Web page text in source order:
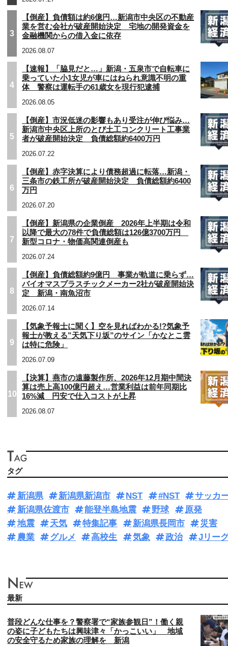
3
【倒産】負債額は約6億円…新潟市中央区の不動産
業を営む会社が破産開始決定 宅地の開発資金を
金融機関からの借入金に依存
2026.08.07
4
【速報】「脇見だと…」新潟・五泉市で自転車に
乗っていた小1女児が車にはねられ意識不明の重
体 警察は運転手の61歳女を現行犯逮捕
2026.08.05
5
【倒産】市況低迷の影響もあり受注が伸び悩み…
新潟市中央区上所のとび土工コンクリート工事業
者が破産開始決定 負債総額約6400万円
2026.07.22
6
【倒産】赤字決算により債務超過に転落…新潟・
三条市の鉄工所が破産開始決定 負債総額約6400
万円
2026.07.20
7
【倒産】新潟県の企業倒産 2026年上半期は令和
以降で最大の78件で負債総額は126億3700万円
新型コロナ・物価高関連倒産も
2026.07.24
8
【倒産】負債総額約9億円 事業が軌道に乗らず…
バイオマスプラスチックメーカー2社が破産開始決
定 新潟・南魚沼市
2026.07.14
9
【気象予報士に聞く】空を見ればわかる!?気象予
報士が教える”天気下り坂”のサイン「かなとこ雲
は特に危険」
2026.07.09
10
【決算】燕市の遠藤製作所、2026年12月期中間決
算は売上高100億円超え…営業利益は前年同期比
16%減 円安で仕入コストが上昇
2026.08.07
タグ
新潟県 新潟県新潟市 NST #NST
サッカ
新潟県佐渡市
能登半島地震 野球
原発
地震
天気 特集記事 新潟県長岡市
災害
農業
グルメ 高校生 気象 政治 Jリー
最新
普段どんな仕事を？警察署で“家族参観日”！働く親
の姿に子どもたちは興味津々「かっこいい」 地域
の安全守るため家族の理解を 新潟